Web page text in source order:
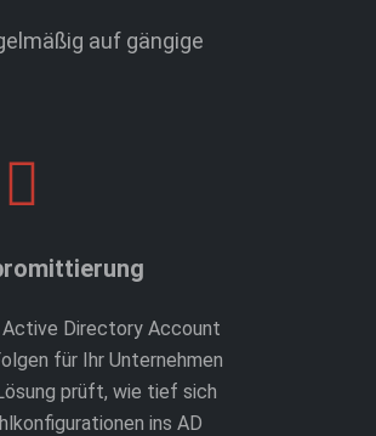
auf gängige
Directory Account
für Ihr Unternehmen
prüft, wie tief sich
ins AD